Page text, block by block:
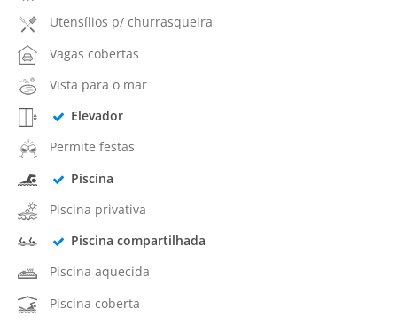
Utensílios p/ churrasqueira
Vagas cobertas
Vista para o mar
Elevador
Permite festas
Piscina
Piscina privativa
Piscina compartilhada
Piscina aquecida
Piscina coberta